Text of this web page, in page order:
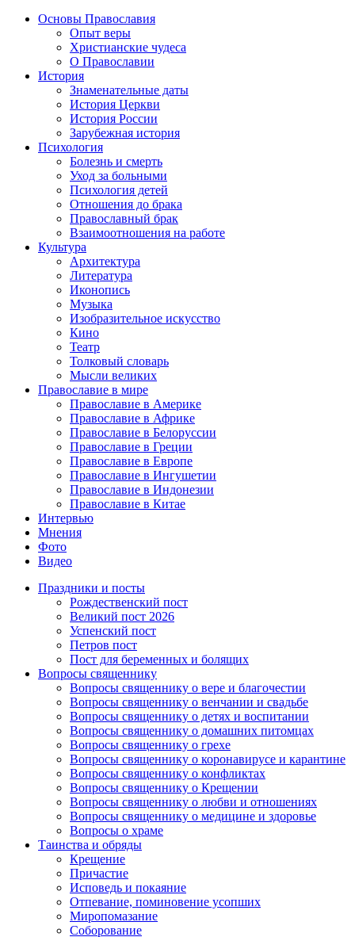
Основы Православия
Опыт веры
Христианские чудеса
О Православии
История
Знаменательные даты
История Церкви
История России
Зарубежная история
Психология
Болезнь и смерть
Уход за больными
Психология детей
Отношения до брака
Православный брак
Взаимоотношения на работе
Культура
Архитектура
Литература
Иконопись
Музыка
Изобразительное искусство
Кино
Театр
Толковый словарь
Мысли великих
Православие в мире
Православие в Америке
Православие в Африке
Православие в Белоруссии
Православие в Греции
Православие в Европе
Православие в Ингушетии
Православие в Индонезии
Православие в Китае
Интервью
Мнения
Фото
Видео
Праздники и посты
Рождественский пост
Великий пост 2026
Успенский пост
Петров пост
Пост для беременных и болящих
Вопросы священнику
Вопросы священнику о вере и благочестии
Вопросы священнику о венчании и свадьбе
Вопросы священнику о детях и воспитании
Вопросы священнику о домашних питомцах
Вопросы священнику о грехе
Вопросы священнику о коронавирусе и карантине
Вопросы священнику о конфликтах
Вопросы священнику о Крещении
Вопросы священнику о любви и отношениях
Вопросы священнику о медицине и здоровье
Вопросы о храме
Таинства и обряды
Крещение
Причастие
Исповедь и покаяние
Отпевание, поминовение усопших
Миропомазание
Соборование